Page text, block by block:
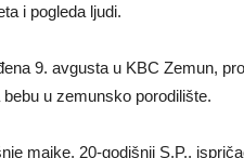
i pogleda ljudi.
9. avgusta u KBC Zemun,
u zemunsko porodilište.
majke, 20-godišnji S.P.,